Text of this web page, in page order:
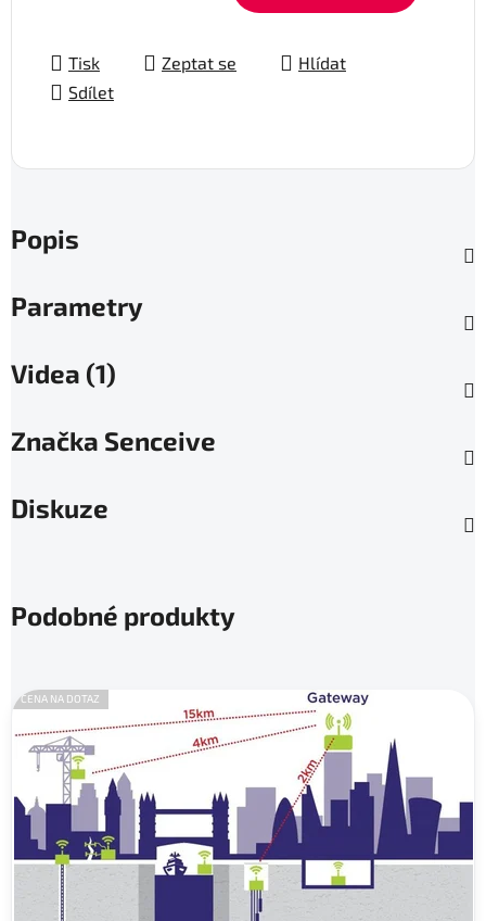
Tisk Zeptat se
Hlídat
Sdílet
Popis
Parametry
Videa (1)
Značka Senceive
Diskuze
Podobné produkty
CENA NA DOTAZ